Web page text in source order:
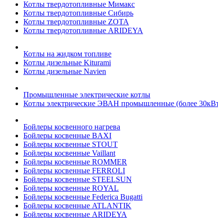
Котлы твердотопливные Мимакс
Котлы твердотопливные Сибирь
Котлы твердотопливные ZOTA
Котлы твердотопливные ARIDEYA
Котлы на жидком топливе
Котлы дизельные Kiturami
Котлы дизельные Navien
Промышленные электрические котлы
Котлы электрические ЭВАН промышленные (более
Бойлеры косвенного нагрева
Бойлеры косвенные BAXI
Бойлеры косвенные STOUT
Бойлеры косвенные Vaillant
Бойлеры косвенные ROMMER
Бойлеры косвенные FERROLI
Бойлеры косвенные STEELSUN
Бойлеры косвенные ROYAL
Бойлеры косвенные Federica Bugatti
Бойлеры косвенные ATLANTIK
Бойлеры косвенные ARIDEYA